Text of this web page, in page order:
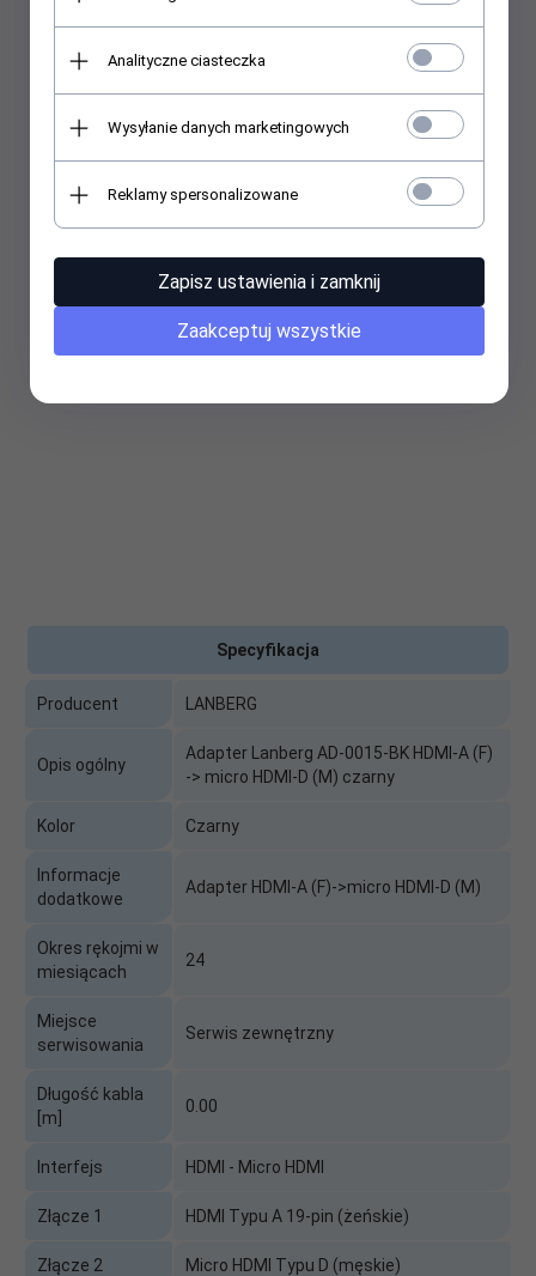
Specyfikacja
Producent LANBERG
Opis ogólny
Adapter Lanberg AD-0015-BK HDMI-A (F)
-> micro HDMI-D (M) czarny
Kolor Czarny
Informacje
dodatkowe
Adapter HDMI-A (F)->micro HDMI-D (M)
Okres rękojmi w
miesiącach
24
Miejsce
serwisowania
Serwis zewnętrzny
Długość kabla
[m]
0.00
Interfejs HDMI - Micro HDMI
Złącze 1 HDMI Typu A 19-pin (żeńskie)
Złącze 2 Micro HDMI Typu D (męskie)
Analityczne ciasteczka
Wysyłanie danych marketingowych
Reklamy spersonalizowane
Zapisz ustawienia i zamknij
Zaakceptuj wszystkie